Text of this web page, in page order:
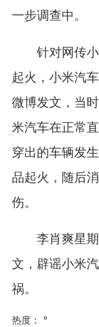
一步调查中。
针对网传
起火，小米汽
微博发文，当
米汽车在正常
穿出的车辆发
品起火，随后
伤。
李肖爽星
文，辟谣小米
祸。
热度： °